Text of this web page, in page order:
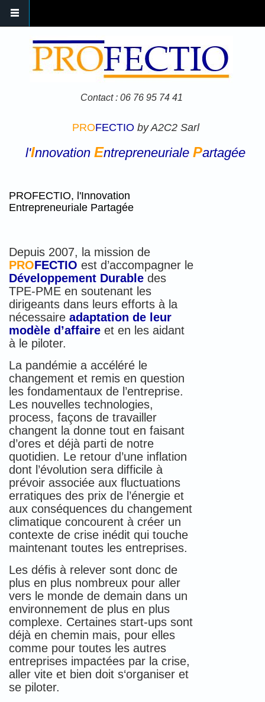
Contact : 06 76 95 74 41
PROFECTIO by A2C2 Sarl
l'Innovation Entrepreneuriale Partagée
PROFECTIO, l'Innovation
Entrepreneuriale Partagée
Depuis 2007, la mission de
PROFECTIO est d’accompagner le
Développement Durable des
TPE-PME en soutenant les
dirigeants dans leurs efforts à la
nécessaire adaptation de leur
modèle d’affaire et en les aidant
à le piloter.
La pandémie a accéléré le
changement et remis en question
les fondamentaux de l’entreprise.
Les nouvelles technologies,
process, façons de travailler
changent la donne tout en faisant
d’ores et déjà parti de notre
quotidien. Le retour d’une inflation
dont l’évolution sera difficile à
prévoir associée aux fluctuations
erratiques des prix de l’énergie et
aux conséquences du changement
climatique concourent à créer un
contexte de crise inédit qui touche
maintenant toutes les entreprises.
Les défis à relever sont donc de
plus en plus nombreux pour aller
vers le monde de demain dans un
environnement de plus en plus
complexe. Certaines start-ups sont
déjà en chemin mais, pour elles
comme pour toutes les autres
entreprises impactées par la crise,
aller vite et bien doit s‘organiser et
se piloter.